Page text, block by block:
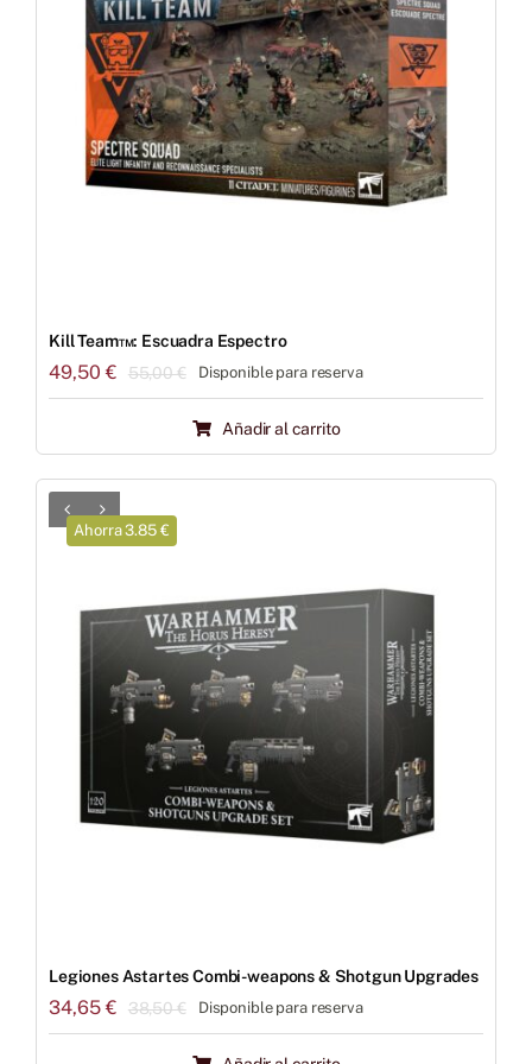
Kill Team™: Escuadra Espectro
55,00€El
original
era:
55,00 €.
49,50€
El
actual
es:
49,50 €.
Disponible para reserva
Añadir al carrito
Ahorra 3.85 €
Legiones Astartes Combi-weapons & Shotgun Upgrades
38,50€El
34,65€
ElDisponible para reserva